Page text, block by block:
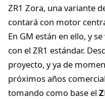
ZR1 Zora, una variante
contará con motor
En GM están en ello, y
con el ZR1 estándar.
proyecto, y ya de
próximos años
tomando como base el